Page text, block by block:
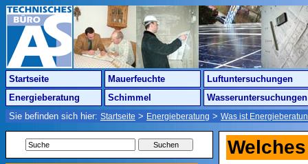
Startseite Mauerfeuchte
Luftuntersuchungen
Energieberatung
Schimmel
Wasseruntersuchungen
Sie befinden sich hier: Startseite > Energieberatung > Was ist